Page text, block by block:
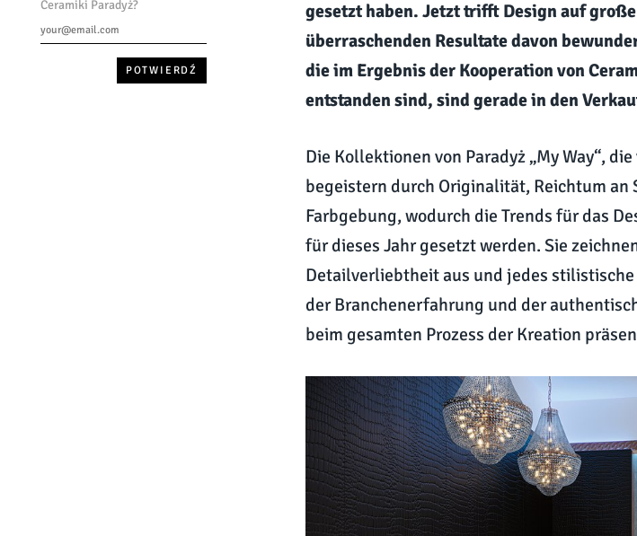
Ceramiki Paradyż?
gesetzt haben. Jetzt trifft Design auf
überraschenden Resultate davon
die im Ergebnis der Kooperation von
entstanden sind, sind gerade in den
Die Kollektionen von Paradyż „My Way“,
begeistern durch Originalität, Reichtum
Farbgebung, wodurch die Trends für das
für dieses Jahr gesetzt werden. Sie
Detailverliebtheit aus und jedes
der Branchenerfahrung und der
beim gesamten Prozess der Kreation